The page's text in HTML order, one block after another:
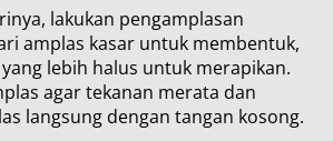
lakukan pengamplasan
amplas kasar untuk membentuk,
lebih halus untuk merapikan.
agar tekanan merata dan
langsung dengan tangan kosong.